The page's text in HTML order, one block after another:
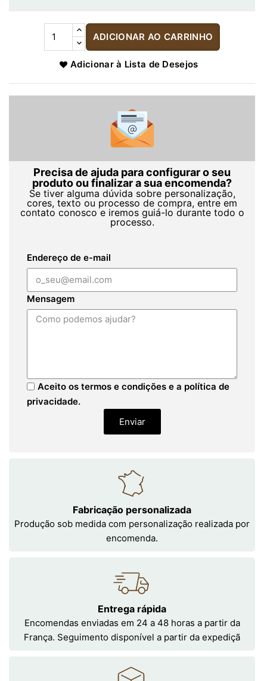
ADICIONAR AO CARRINHO
Adicionar à Lista de Desejos
Precisa de ajuda para configurar o seu
produto ou finalizar a sua encomenda?
Se tiver alguma dúvida sobre personalização,
cores, texto ou processo de compra, entre em
contato conosco e iremos guiá-lo durante todo o
processo.
Endereço de e-mail
Mensagem
Aceito os termos e condições e a política de
privacidade.
Enviar
Fabricação personalizada
Produção sob medida com personalização realizada por
encomenda.
Entrega rápida
Encomendas enviadas em 24 a 48 horas a partir da
França. Seguimento disponível a partir da expediçã